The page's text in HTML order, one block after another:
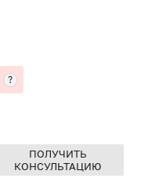
?
ПОЛУЧИТЬ
КОНСУЛЬТАЦИЮ